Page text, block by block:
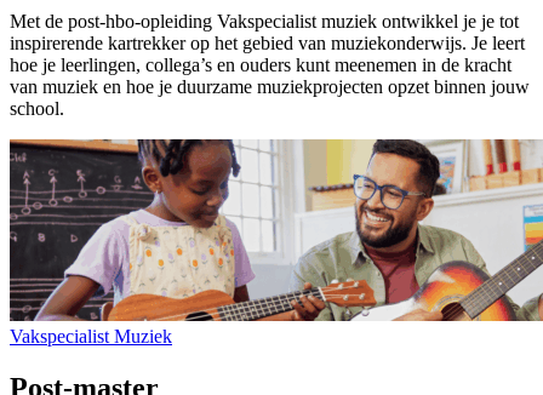
Met de post-hbo-opleiding Vakspecialist muziek ontwikkel je je tot
inspirerende kartrekker op het gebied van muziekonderwijs. Je leert
hoe je leerlingen, collega’s en ouders kunt meenemen in de kracht
van muziek en hoe je duurzame muziekprojecten opzet binnen jouw
school.
Vakspecialist Muziek
Post-master